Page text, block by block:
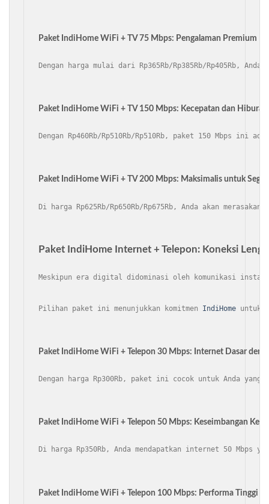
Paket IndiHome WiFi + TV 75 Mbps: Pengalaman Premium
Dengan harga mulai dari Rp365Rb/Rp385Rb/Rp405Rb,
Paket IndiHome WiFi + TV 150 Mbps: Kecepatan dan Hiburan
Dengan Rp460Rb/Rp510Rb/Rp510Rb, paket 150 Mbps
Paket IndiHome WiFi + TV 200 Mbps: Maksimalis untuk
Di harga Rp625Rb/Rp650Rb/Rp675Rb, Anda akan
Paket IndiHome Internet + Telepon: Koneksi
Meskipun era digital didominasi oleh komunikasi
Pilihan paket ini menunjukkan komitmen IndiHome untuk
Paket IndiHome WiFi + Telepon 30 Mbps: Internet Dasar
Dengan harga Rp300Rb, paket ini cocok untuk Anda
Paket IndiHome WiFi + Telepon 50 Mbps: Keseimbangan
Di harga Rp350Rb, Anda mendapatkan internet 50 Mbps
Paket IndiHome WiFi + Telepon 100 Mbps: Performa Tinggi